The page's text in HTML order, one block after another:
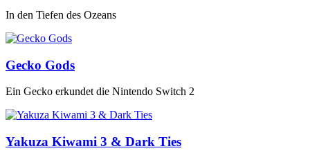
In den Tiefen des Ozeans
Gecko Gods
Ein Gecko erkundet die Nintendo Switch 2
Yakuza Kiwami 3 & Dark Ties